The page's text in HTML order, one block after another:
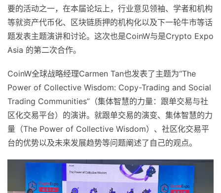
要的活动之一，在本届论坛上，行业意见领袖、学者和机构
等就资产代币化、区块链质押的机构化以及下一轮牛市等话
题发表主题演讲和讨论。这次也是CoinW与是Crypto Expo
Asia 的第二次合作。
CoinW全球战略经理Carmen Tan也发表了主题为“The
Power of Collective Wisdom: Copy-Trading and Social
Trading Communities”（集体智慧的力量：跟单交易与社
区化交易平台）的演讲。就跟单交易的演变、集体智慧的力
量（The Power of Collective Wisdom）、社区化交易平
台的优势以及未来发展趋势等问题阐述了自己的观点。